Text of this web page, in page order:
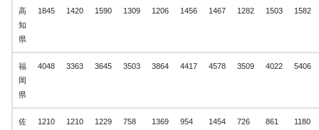
高
知
県
1845 1420 1590 1309 1206 1456 1467 1282 1503 1582
福
岡
県
4048 3363 3645 3503 3864 4417 4578 3509 4022 5406
佐
1210 1210 1229 758 1369 954 1454 726 861 1180